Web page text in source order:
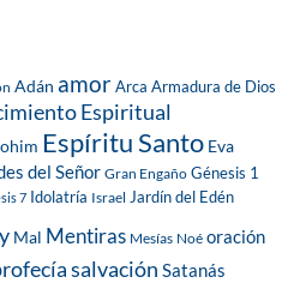
Adán amorArca Armadura de Dios
Espiritual
Espíritu Santo Eva
del Señor Gran Engaño Génesis 1
7 Idolatría Israel Jardín del Edén
Mal Mentiras Mesías Noé oración
salvación Satanás